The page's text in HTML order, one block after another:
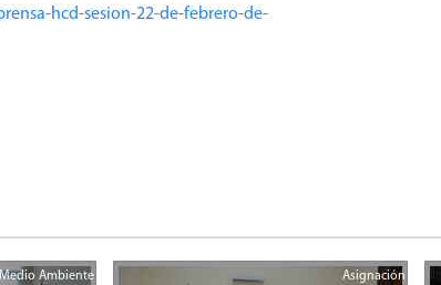
hcd-sesion-22-de-febrero-de-
Ambiente Asignación